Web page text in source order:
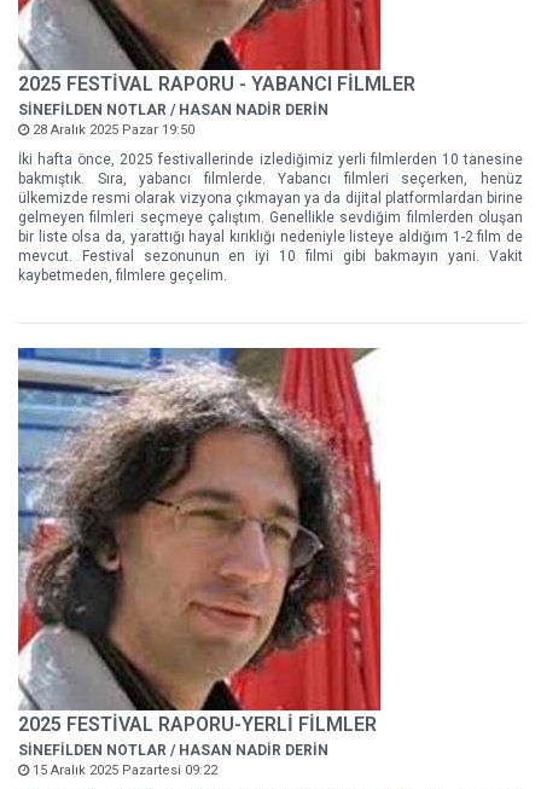
2025 FESTİVAL RAPORU - YABANCI FİLMLER
SİNEFİLDEN NOTLAR / HASAN NADİR DERİN
28 Aralık 2025 Pazar 19:50
İki hafta önce, 2025 festivallerinde izlediğimiz yerli filmlerden 10 tanesine
bakmıştık. Sıra, yabancı filmlerde. Yabancı filmleri seçerken, henüz
ülkemizde resmi olarak vizyona çıkmayan ya da dijital platformlardan birine
gelmeyen filmleri seçmeye çalıştım. Genellikle sevdiğim filmlerden oluşan
bir liste olsa da, yarattığı hayal kırıklığı nedeniyle listeye aldığım 1-2 film de
mevcut. Festival sezonunun en iyi 10 filmi gibi bakmayın yani. Vakit
kaybetmeden, filmlere geçelim.
2025 FESTİVAL RAPORU-YERLİ FİLMLER
SİNEFİLDEN NOTLAR / HASAN NADİR DERİN
15 Aralık 2025 Pazartesi 09:22